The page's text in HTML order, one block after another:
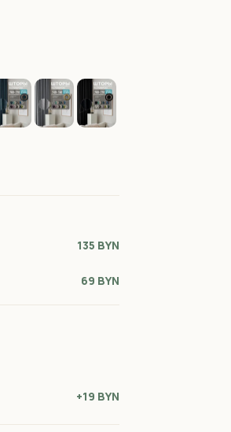
135 BYN
69 BYN
+19 BYN